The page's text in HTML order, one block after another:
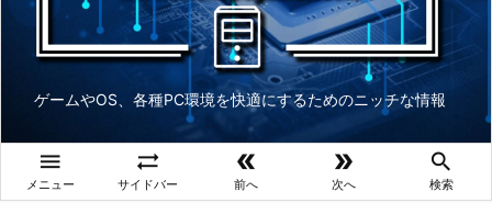
ゲームやOS、各種PC環境を快適にするためのニッチな情報

メニュー

サイドバー

前へ

次へ

検索